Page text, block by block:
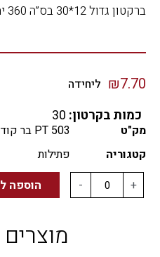
ברקטון גדול 12*30 בס”ה 360 יח
₪7.70 ליחידה
כמות בקרטון: 30
מק"ט
PT 503 בר קוד 7290016496345
קטגוריה
פתילות
-
+ הוספה